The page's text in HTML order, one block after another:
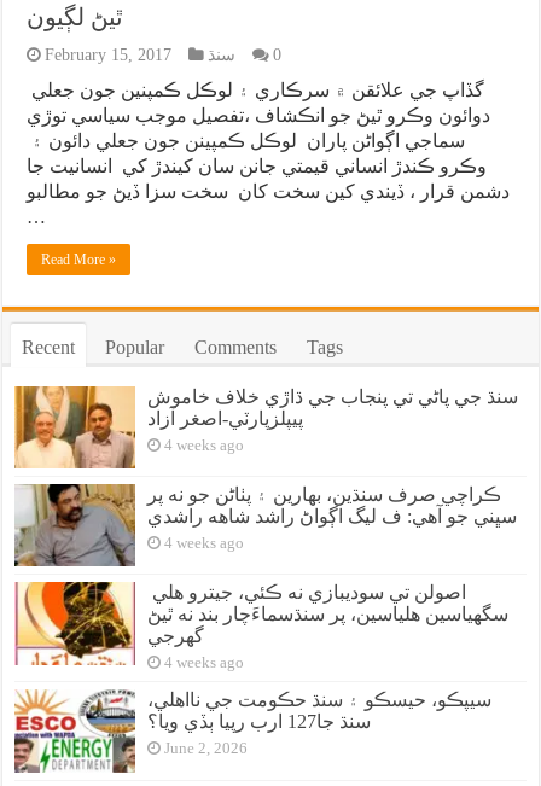
ٿيڻ لڳيون
February 15, 2017 سنڌ 0
گڏاپ جي علائقن ۾ سرڪاري ۽ لوڪل ڪمپنين جون جعلي
دوائون وڪرو ٿيڻ جو انڪشاف ،تفصيل موجب سياسي توڙي
سماجي اڳواڻن پاران لوڪل ڪمپينن جون جعلي دائون ۽
وڪرو ڪندڙ انساني قيمتي جانن سان کيندڙ کي انسانيت جا
دشمن قرار ، ڏيندي کين سخت کان سخت سزا ڏيڻ جو مطالبو
…
Read More »
Recent Popular Comments Tags
سنڌ جي پاڻي تي پنجاب جي ڌاڙي خلاف خاموش
پيپلزپارٽي-اصغر آزاد
4 weeks ago
ڪراچي صرف سنڌين، بهارين ۽ پٺاڻن جو نه پر
سڀني جو آهي: ف ليگ اڳواڻ راشد شاهه راشدي
4 weeks ago
سگهياسين هلياسين، پر سنڌسماءَچار بند نه ٿيڻ
گهرجي
4 weeks ago
سيپڪو، حيسڪو ۽ سنڌ حڪومت جي نااهلي،
سنڌ جا127 ارب رپيا ٻڏي ويا؟
June 2, 2026